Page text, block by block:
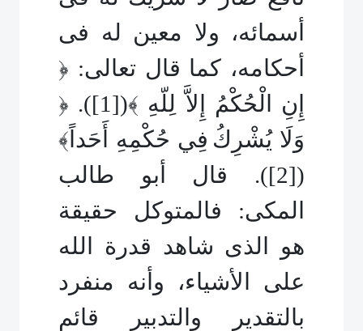
أسمائه، ولا معين له فى
أحكامه، كما قال تعالى: ﴿
إِنِ الْحُكْمُ إِلاَّ لِلّهِ ﴾([1]
). ﴿
وَلَا يُشْرِكُ فِي حُكْمِهِ أَحَداً﴾
(
[2]
). قال أبو طالب
المكى: فالمتوكل حقيقة
هو الذى شاهد قدرة الله
على الأشياء، وأنه منفرد
بالتقدير والتدبير قائم